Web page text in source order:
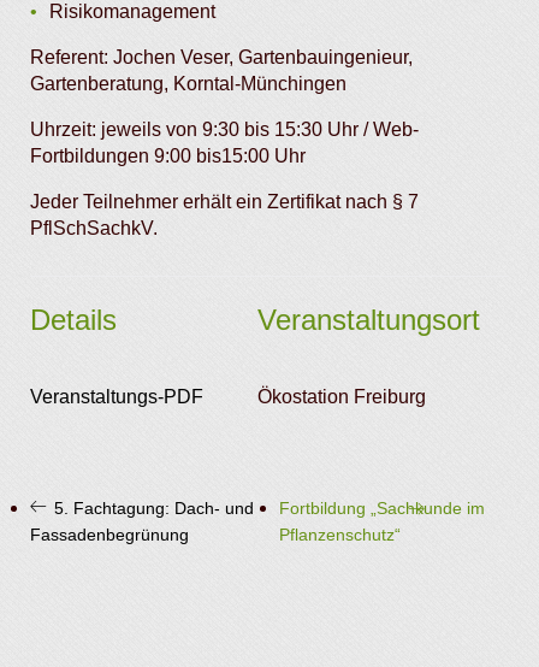
Risikomanagement
Referent: Jochen Veser, Gartenbauingenieur,
Gartenberatung, Korntal-Münchingen
Uhrzeit: jeweils von 9:30 bis 15:30 Uhr / Web-
Fortbildungen 9:00 bis15:00 Uhr
Jeder Teilnehmer erhält ein Zertifikat nach § 7
PflSchSachkV.
Details
Veranstaltungs-PDF
Veranstaltungsort
Ökostation Freiburg
5. Fachtagung: Dach- und
Fassadenbegrünung
Fortbildung „Sachkunde im
Pflanzenschutz“